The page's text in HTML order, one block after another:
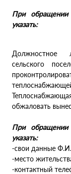
При
указать:
Должностное
сельского
обжаловать
При
указать:
-свои данные
-место
-контактный